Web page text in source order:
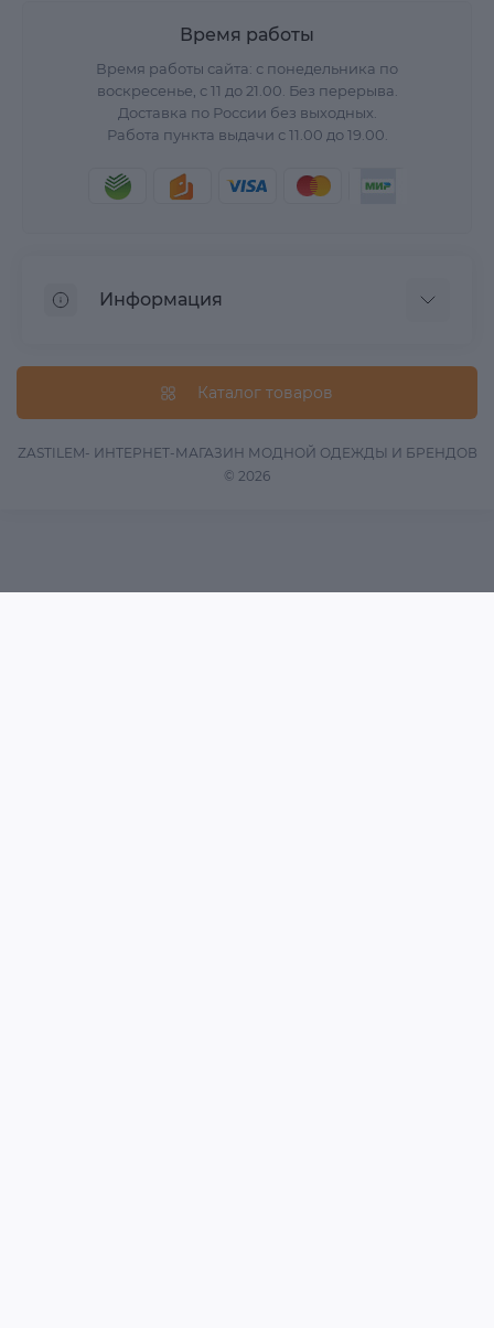
Время работы
Время работы сайта: с понедельника по
воскресенье, с 11 до 21.00. Без перерыва.
Доставка по России без выходных.
Работа пункта выдачи с 11.00 до 19.00.
Информация
Информация о доставке
Оферта
Каталог товаров
ZASTILEM- ИНТЕРНЕТ-МАГАЗИН МОДНОЙ ОДЕЖДЫ И БРЕНДОВ
© 2026